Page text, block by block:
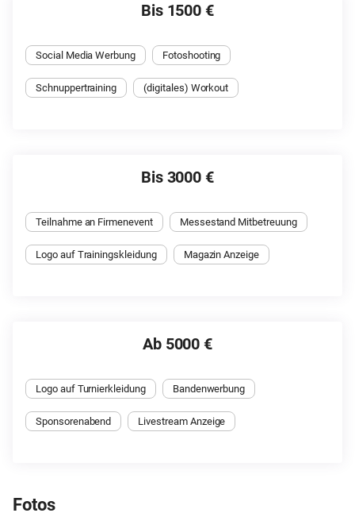
Bis 1500 €
Social Media Werbung Fotoshooting
Schnuppertraining (digitales) Workout
Bis 3000 €
Teilnahme an Firmenevent Messestand Mitbetreuung
Logo auf Trainingskleidung Magazin Anzeige
Ab 5000 €
Logo auf Turnierkleidung Bandenwerbung
Sponsorenabend Livestream Anzeige
Fotos